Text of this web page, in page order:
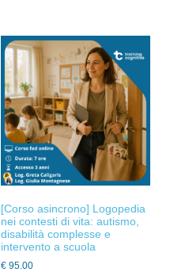
[Corso asincrono] Logopedia
nei contesti di vita: autismo,
disabilità complesse e
intervento a scuola
€ 95.00